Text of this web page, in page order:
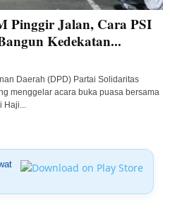
Pinggir Jalan, Cara PSI
Kedekatan...
Daerah (DPD) Partai Solidaritas
menggelar acara buka puasa bersama